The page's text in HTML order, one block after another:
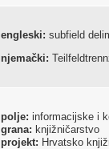
engleski: subfield
njemački:
polje: informacijske i
grana: knjižničarstvo
projekt: Hrvatsko